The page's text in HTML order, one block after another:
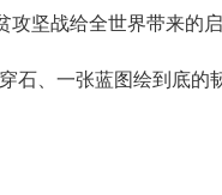
坚战给全世界带来的启
、一张蓝图绘到底的